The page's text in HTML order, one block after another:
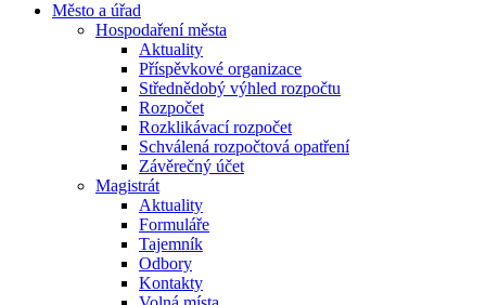
Město a úřad
Hospodaření města
Aktuality
Příspěvkové organizace
Střednědobý výhled rozpočtu
Rozpočet
Rozklikávací rozpočet
Schválená rozpočtová opatření
Závěrečný účet
Magistrát
Aktuality
Formuláře
Tajemník
Odbory
Kontakty